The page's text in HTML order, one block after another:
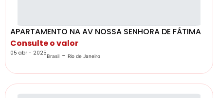
APARTAMENTO NA AV NOSSA SENHORA DE FÁTIMA
Consulte o valor
05 abr - 2025Brasil - Rio de Janeiro